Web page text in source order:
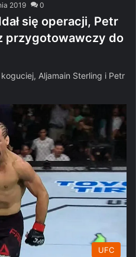
2019 0
się operacji, Petr
przygotowawczy do
Aljamain Sterling i Petr
UFC